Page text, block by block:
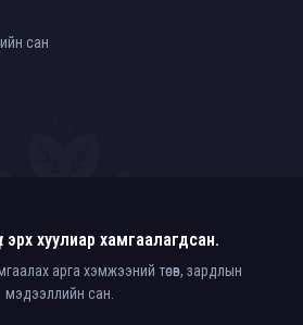
сан
эрх хуулиар хамгаалагдсан.
арга хэмжээний төсөв, зардлын
мэдээллийн сан.